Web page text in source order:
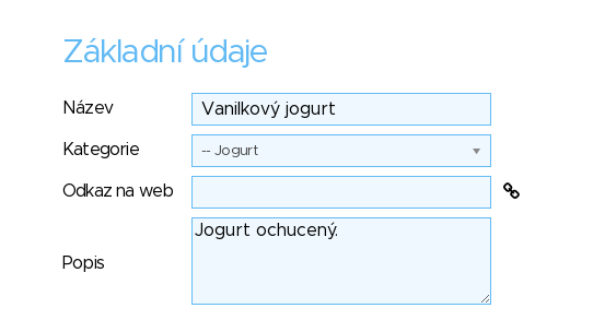
Základní údaje
Název
Kategorie -- Jogurt
Odkaz na web
Popis